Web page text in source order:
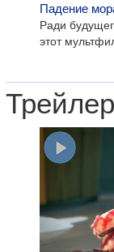
Падение
Ради
этот